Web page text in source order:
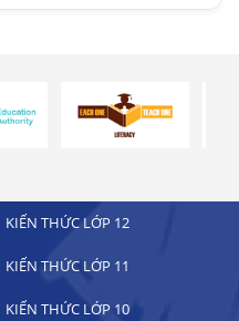
KIẾN THỨC LỚP 12
KIẾN THỨC LỚP 11
KIẾN THỨC LỚP 10